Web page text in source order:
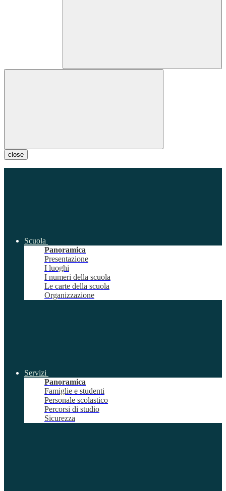
close
Scuola
Panoramica
Presentazione
I luoghi
I numeri della scuola
Le carte della scuola
Organizzazione
Servizi
Panoramica
Famiglie e studenti
Personale scolastico
Percorsi di studio
Sicurezza